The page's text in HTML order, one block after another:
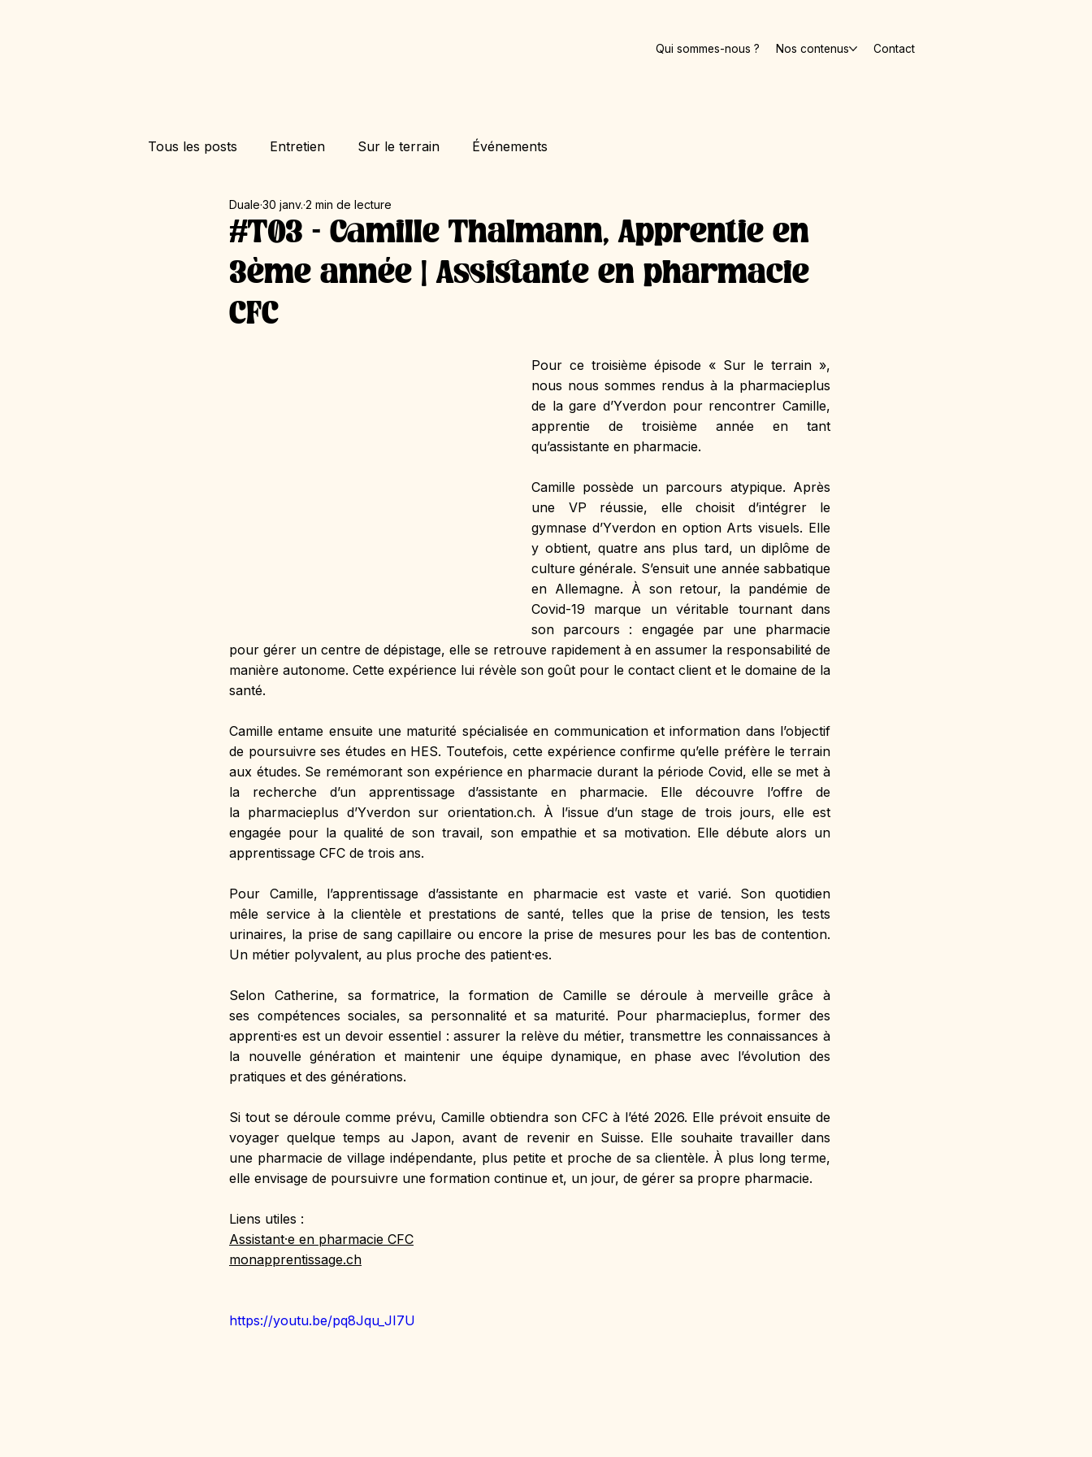
Qui sommes-nous ? Nos contenus Contact
Tous les posts Entretien Sur le terrain Événements
#T03 - Camille Thalmann, Apprentie en
3ème année | Assistante en pharmacie
CFC
Duale 30 janv. 2 min de lecture
Pour ce troisième épisode « Sur le terrain »,
nous nous sommes rendus à la pharmacieplus
de la gare d’Yverdon pour rencontrer Camille,
apprentie de troisième année en tant
qu’assistante en pharmacie.
Camille possède un parcours atypique. Après
une VP réussie, elle choisit d’intégrer le
gymnase d’Yverdon en option Arts visuels. Elle
y obtient, quatre ans plus tard, un diplôme de
culture générale. S’ensuit une année sabbatique
en Allemagne. À son retour, la pandémie de
Covid-19 marque un véritable tournant dans
son parcours : engagée par une pharmacie
pour gérer un centre de dépistage, elle se retrouve rapidement à en assumer la responsabilité de
manière autonome. Cette expérience lui révèle son goût pour le contact client et le domaine de la
santé.
Camille entame ensuite une maturité spécialisée en communication et information dans l’objectif
de poursuivre ses études en HES. Toutefois, cette expérience confirme qu’elle préfère le terrain
aux études. Se remémorant son expérience en pharmacie durant la période Covid, elle se met à
la recherche d’un apprentissage d’assistante en pharmacie. Elle découvre l’offre de
la pharmacieplus d’Yverdon sur orientation.ch. À l’issue d’un stage de trois jours, elle est
engagée pour la qualité de son travail, son empathie et sa motivation. Elle débute alors un
apprentissage CFC de trois ans.
Pour Camille, l’apprentissage d’assistante en pharmacie est vaste et varié. Son quotidien
mêle service à la clientèle et prestations de santé, telles que la prise de tension, les tests
urinaires, la prise de sang capillaire ou encore la prise de mesures pour les bas de contention.
Un métier polyvalent, au plus proche des patient·es.
Selon Catherine, sa formatrice, la formation de Camille se déroule à merveille grâce à
ses compétences sociales, sa personnalité et sa maturité. Pour pharmacieplus, former des
apprenti·es est un devoir essentiel : assurer la relève du métier, transmettre les connaissances à
la nouvelle génération et maintenir une équipe dynamique, en phase avec l’évolution des
pratiques et des générations.
Si tout se déroule comme prévu, Camille obtiendra son CFC à l’été 2026. Elle prévoit ensuite de
voyager quelque temps au Japon, avant de revenir en Suisse. Elle souhaite travailler dans
une pharmacie de village indépendante, plus petite et proche de sa clientèle. À plus long terme,
elle envisage de poursuivre une formation continue et, un jour, de gérer sa propre pharmacie.
Liens utiles :
Assistant·e en pharmacie CFC
monapprentissage.ch
https://youtu.be/pq8Jqu_JI7U